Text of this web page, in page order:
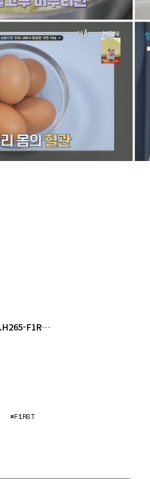
엄지의 제왕.E701.260707.1080p.H265-F1RST.mp4
#F1RST